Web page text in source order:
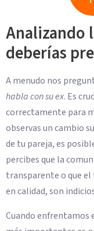
Analizando
deberías
A menudo nos
habla con su ex. Es
correctamente para
observas un cambio
de tu pareja, es
percibes que la
transparente o que
en calidad, son
Cuando enfrentamos